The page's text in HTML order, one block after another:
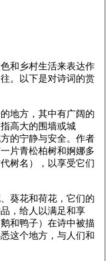
和乡村生活来表达作
。以下是对诗词的赏
地方，其中有广阔的
高大的围墙或城
的宁静与安全。作者
片青松柏树和婀娜多
树名），以享受它们
葵花和荷花，它们的
，给人以满足和享
和鸭子）在诗中被描
这个地方，与人们和